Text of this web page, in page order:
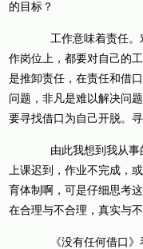
的目标？
工作意味着责任。对
作岗位上，都要对自己的
是推卸责任，在责任和借
问题，非凡是难以解决问
要寻找借口为自己开脱。
由此我想到我从事的
上课迟到，作业不完成，
育体制啊，可是仔细思考
在合理与不合理，真实与
《没有任何借口》看